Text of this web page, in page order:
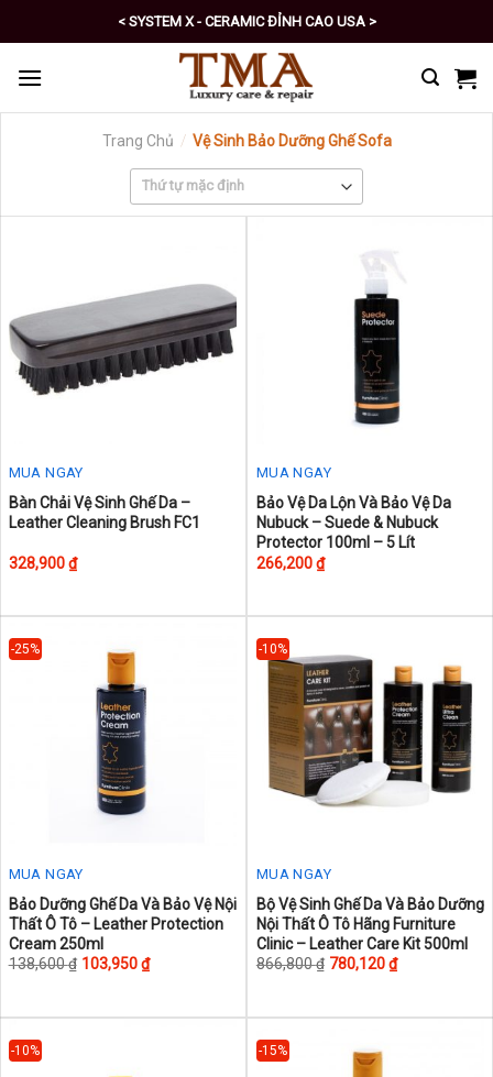
to
content
< SYSTEM X - CERAMIC ĐỈNH CAO USA >
< PRO - TỰ CHĂM SÓC XE SỐ 1 >
Trang Chủ / Vệ Sinh Bảo Dưỡng Ghế Sofa
MUA NGAY
Bàn Chải Vệ Sinh Ghế Da –
Leather Cleaning Brush FC1
328,900₫
MUA NGAY
This
product
has
options
may
be
chosen
on
the
Bảo Vệ Da Lộn Và Bảo Vệ Da
Nubuck – Suede & Nubuck
Protector 100ml – 5 Lít
266,200₫
-25%
MUA NGAY
This
product
has
options
Bảo Dưỡng Ghế Da Và Bảo Vệ Nội
Thất Ô Tô – Leather Protection
Cream 250ml
138,600₫ 103,950₫
-10%
MUA NGAY
This
product
has
options
Bộ Vệ Sinh Ghế Da Và Bảo Dưỡng
Nội Thất Ô Tô Hãng Furniture
Clinic – Leather Care Kit 500ml
866,800₫ 780,120₫
-10% -15%